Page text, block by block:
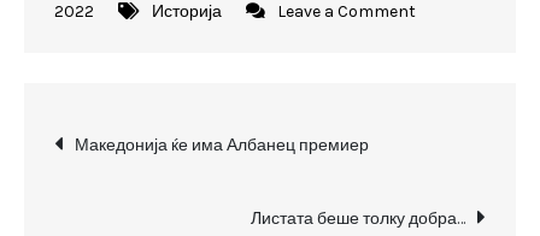
2022
Историја Leave a Comment
од
Post
navigation
Македонија ќе има Албанец премиер
Листата беше толку добра…